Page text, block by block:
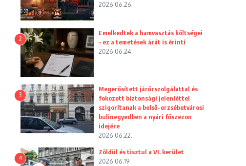
2026.06.26.
2
Emelkedtek a hamvasztás költségei
– ez a temetések árát is érinti
2026.06.24.
3
Megerősített járőrszolgálattal és
fokozott biztonsági jelenléttel
szigorítanak a belső-erzsébetvárosi
bulinegyedben a nyári főszezon
idejére
2026.06.22.
4
Zöldül és tisztul a VI. kerület
2026.06.19.